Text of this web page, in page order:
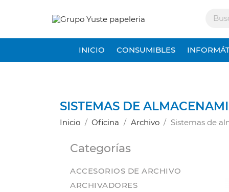
INICIO CONSUMIBLES
SISTEMAS DE
Inicio Oficina Archivo Sistemas de
Categorías
ACCESORIOS DE ARCHIVO
ARCHIVADORES